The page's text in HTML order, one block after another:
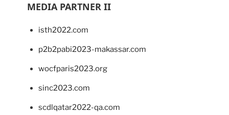
MEDIA PARTNER II
isth2022.com
p2b2pabi2023-makassar.com
wocfparis2023.org
sinc2023.com
scdlqatar2022-qa.com